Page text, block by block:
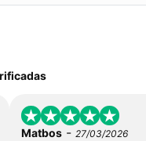
Matbos - 27/03/2026